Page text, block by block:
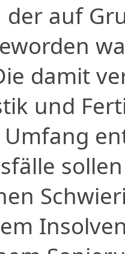
der auf
damit
und